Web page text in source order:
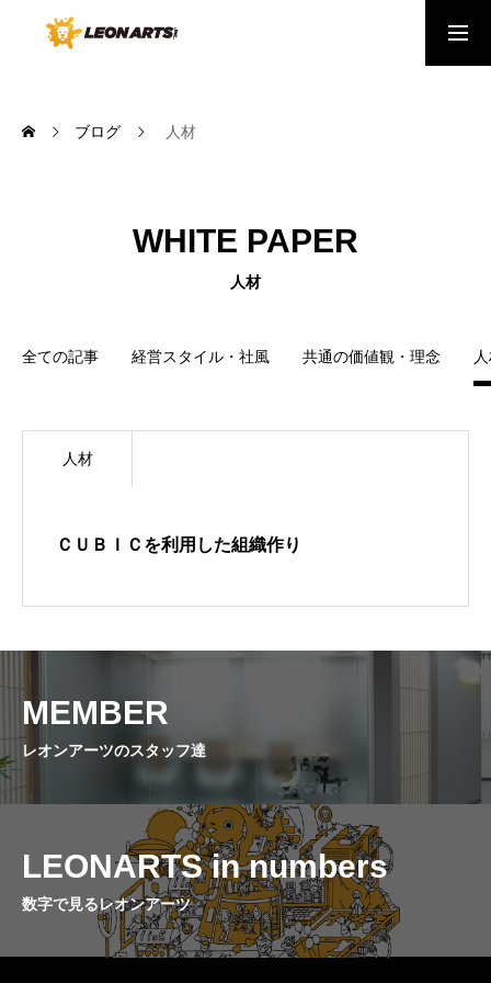
生活に新しいデジタルの常識を届けたい
採用情報
NEWS
弊社からの最新ニュース
わたしたちが持つ全体的な強み
MEMBER
数字で見るレオンアーツ
ブログ 人材
WHITE PAPER
人材
全ての記事 経営スタイル・社風 共通の価値観・理念
人材
ＣＵＢＩＣを利用した組織作り
MEMBER
レオンアーツのスタッフ達
LEONARTS in numbers
数字で見るレオンアーツ